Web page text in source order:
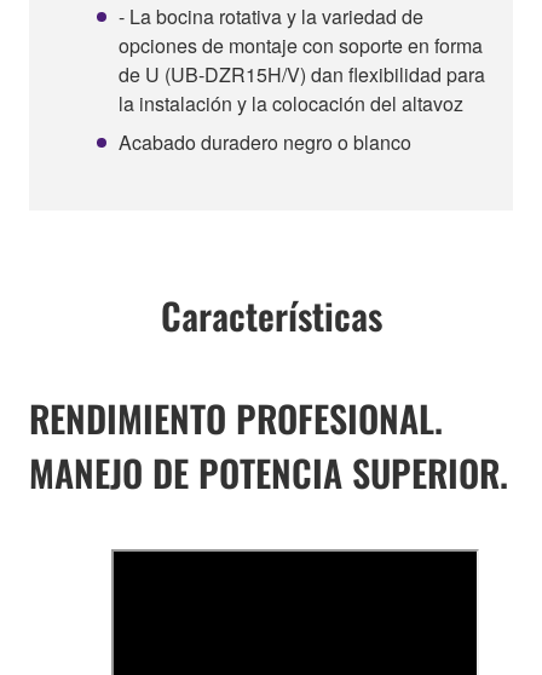
- La bocina rotativa y la variedad de
opciones de montaje con soporte en forma
de U (UB-DZR15H/V) dan flexibilidad para
la instalación y la colocación del altavoz
Acabado duradero negro o blanco
Características
RENDIMIENTO PROFESIONAL.
MANEJO DE POTENCIA SUPERIOR.